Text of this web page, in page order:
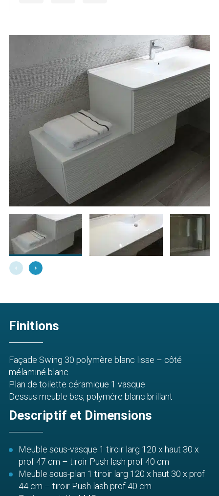
Finitions
Façade Swing 30 polymère blanc lisse – côté
mélaminé blanc
Plan de toilette céramique 1 vasque
Dessus meuble bas, polymère blanc brillant
Descriptif et Dimensions
Meuble sous-vasque 1 tiroir larg 120 x haut 30 x
prof 47 cm – tiroir Push lash prof 40 cm
Meuble sous-plan 1 tiroir larg 120 x haut 30 x prof
44 cm – tiroir Push lash prof 40 cm